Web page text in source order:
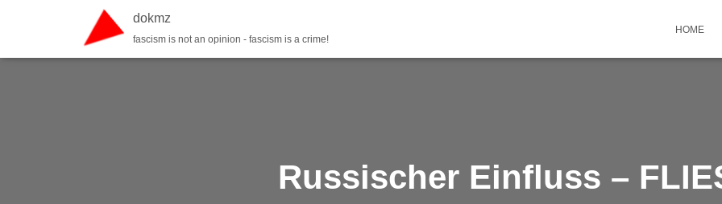
dokmz
fascism is not an opinion - fascism is a crime!
HOME
Russischer Einfluss –